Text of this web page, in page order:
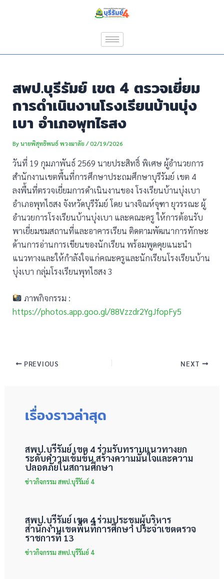
สพป.บุรีรัมย์ เขต 4 ตรวจเยี่ยม
การดำเนินงานโรงเรียนบ้านบุ่ง
เบา อำเภอพุทไธสง
Byนายพิสุทธิพนธ์ พวงมาลัย/02/19/2026
วันที่ 19 กุมภาพันธ์ 2569 นายประสิทธิ์ พิเศษ ผู้อำนวยการ
สำนักงานเขตพื้นที่การศึกษาประถมศึกษาบุรีรัมย์ เขต 4
ลงพื้นที่ตรวจเยี่ยมการดำเนินงานของ โรงเรียนบ้านบุ่งเบา
อำเภอพุทไธสง จังหวัดบุรีรัมย์ โดย นางจิณห์จุฑา ยุวรรณะ ผู้
อำนวยการโรงเรียนบ้านบุ่งเบา และคณะครู ให้การต้อนรับ
พาเยี่ยมชมสถานที่และอาคารเรียน ติดตามพัฒนาการทักษะ
ด้านการอ่านการเขียนของนักเรียน พร้อมพูดคุยแนะนำ
แนวทางและให้กำลังใจแก่คณะครูและนักเรียนโรงเรียนบ้าน
บุ่งเบา กลุ่มโรงเรียนพุทไธสง 3
ภาพกิจกรรม :
https://photos.app.goo.gl/88Vzzdr2YgJfopFy5
PREVIOUS NEXT
เรื่องราวล่าสุด
สพป.บุรีรัมย์ เขต 4 ร่วมรับทราบแนวทางยก
ระดับความเข้มข้น สร้างความมั่นใจและความ
ปลอดภัยในสถานศึกษา
ข่าวกิจกรรม สพป.บุรีรัมย์ 4
สพป.บุรีรัมย์ เขต 4 ร่วมประชุมผู้บริหาร
สำนักงานเขตพื้นที่การศึกษา ประจำเขตตรวจ
ราชการที่ 13
ข่าวกิจกรรม สพป.บุรีรัมย์ 4